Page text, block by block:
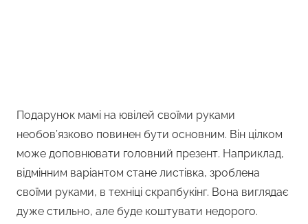
Подарунок мамі на ювілей своїми руками
необов’язково повинен бути основним. Він цілком
може доповнювати головний презент. Наприклад,
відмінним варіантом стане листівка, зроблена
своїми руками, в техніці скрапбукінг. Вона виглядає
дуже стильно, але буде коштувати недорого.